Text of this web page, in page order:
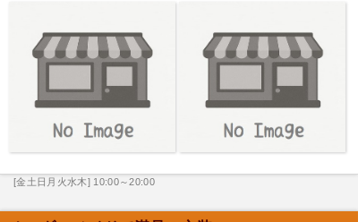
[金土日月火水木] 10:00～20:00